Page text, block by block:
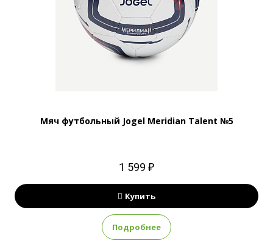
Мяч футбольный Jogel Meridian Talent №5
1 599 ₽
Купить
Подробнее